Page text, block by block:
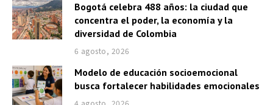
Bogotá celebra 488 años: la ciudad que
concentra el poder, la economía y la
diversidad de Colombia
6 agosto, 2026
Modelo de educación socioemocional
busca fortalecer habilidades emocionales
4 agosto, 2026